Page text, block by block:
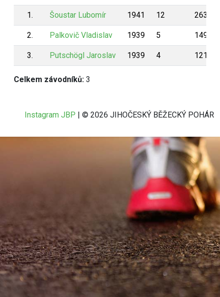
1. Šoustar Lubomír 1941 12 263
2. Palkovič Vladislav 1939 5 149
3. Putschögl Jaroslav 1939 4 121
Celkem závodníků: 3
Instagram JBP | © 2026 JIHOČESKÝ BĚŽECKÝ POHÁR